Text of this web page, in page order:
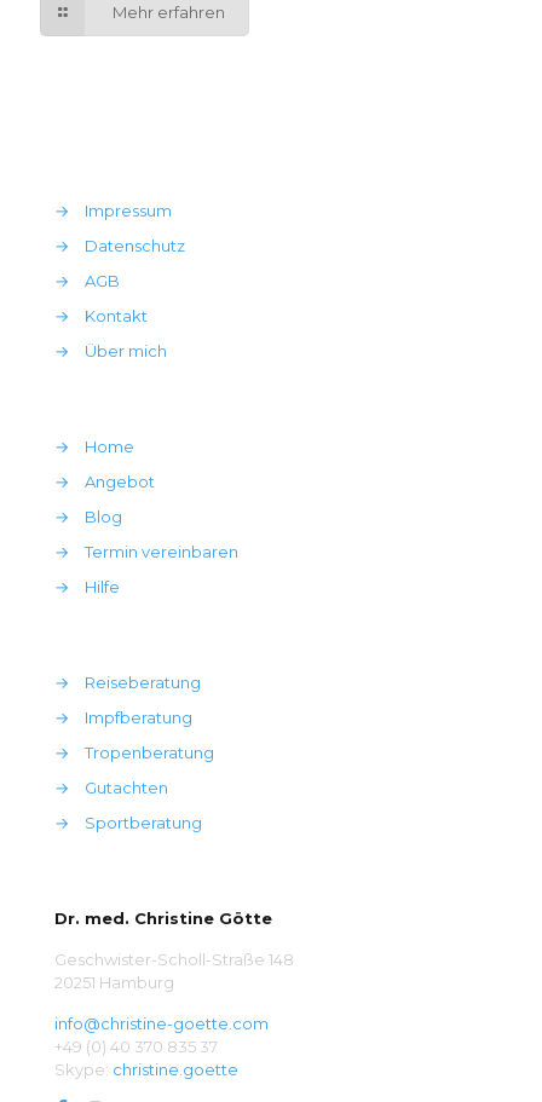
Mehr erfahren
→
Impressum
→
Datenschutz
→
AGB
→
Kontakt
→
Über mich
→
Home
→
Angebot
→
Blog
→
Termin vereinbaren
→
Hilfe
→
Reiseberatung
→
Impfberatung
→
Tropenberatung
→
Gutachten
→
Sportberatung
Dr. med. Christine Götte
Geschwister-Scholl-Straße 148
20251 Hamburg
info@christine-goette.com
+49 (0) 40 370 835 37
Skype: christine.goette